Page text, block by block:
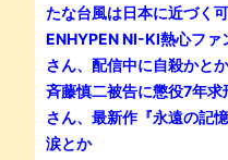
たな台風は日本に近づく
ENHYPEN NI-KI熱心ファ
さん、配信中に自殺かと
斉藤慎二被告に懲役7年
さん、最新作『永遠の記
涙とか